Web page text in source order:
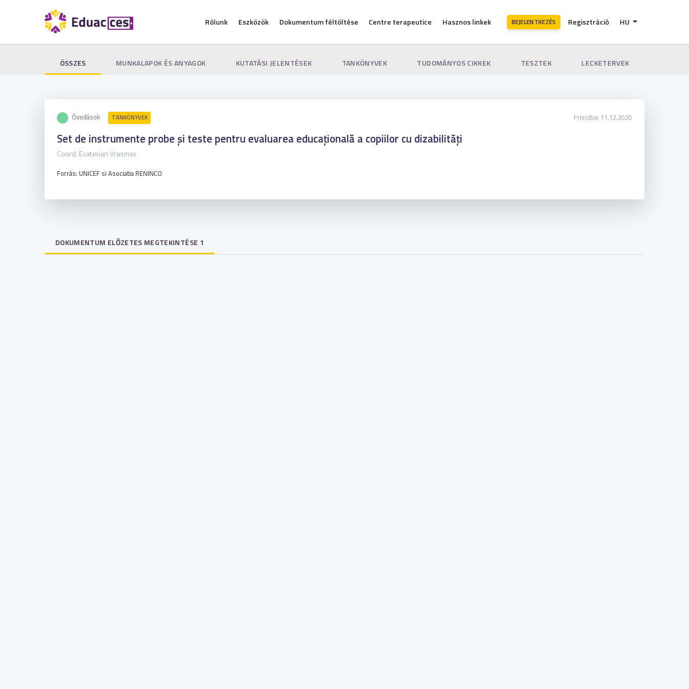
Rólunk Eszközök Dokumentum féltöltése Centre terapeutice Hasznos linkek BEJELENTKEZÉS Regisztráció HU
ÖSSZES MUNKALAPOK ÉS ANYAGOK KUTATÁSI JELENTÉSEK TANKÖNYVEK TUDOMÁNYOS CIKKEK TESZTEK LECKETERVEK
Óvodások TANKÖNYVEK Frissítve 11.12.2020
Set de instrumente probe și teste pentru evaluarea educațională a copiilor cu dizabilități
Coord. Ecaterian Vrasmas
Forrás: UNICEF si Asociatia RENINCO
DOKUMENTUM ELŐZETES MEGTEKINTÉSE 1